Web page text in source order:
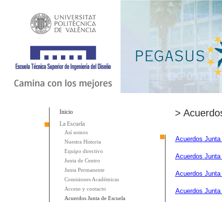
Inicio
La Escuela
Así somos
Nuestra Historia
Equipo directivo
Junta de Centro
Junta Permanente
Comisiones Académicas
Acceso y contacto
Acuerdos Junta de Escuela
>
Acuerdos
Acuerdos
Acuerdos
Acuerdos